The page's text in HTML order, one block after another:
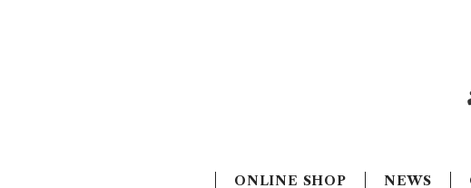
ONLINE SHOP NEWS